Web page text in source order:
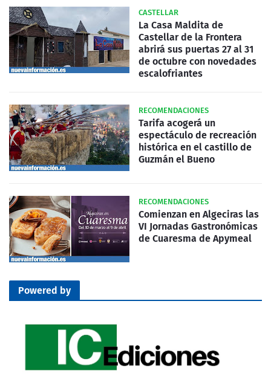
CASTELLAR
La Casa Maldita de
Castellar de la Frontera
abrirá sus puertas 27 al 31
de octubre con novedades
escalofriantes
RECOMENDACIONES
Tarifa acogerá un
espectáculo de recreación
histórica en el castillo de
Guzmán el Bueno
RECOMENDACIONES
Comienzan en Algeciras las
VI Jornadas Gastronómicas
de Cuaresma de Apymeal
Powered by